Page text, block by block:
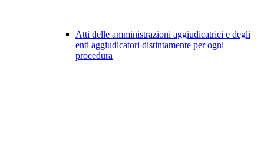
Atti delle amministrazioni aggiudicatrici e degli
enti aggiudicatori distintamente per ogni
procedura